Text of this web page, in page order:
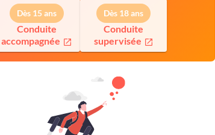
Dès 15 ans
Conduite
accompagnée
Dès 18 ans
Conduite
supervisée